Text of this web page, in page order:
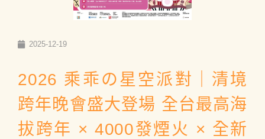
2025-12-19
2026 乘乖の星空派對｜清境
跨年晚會盛大登場 全台最高海
拔跨年 × 4000發煙火 × 全新